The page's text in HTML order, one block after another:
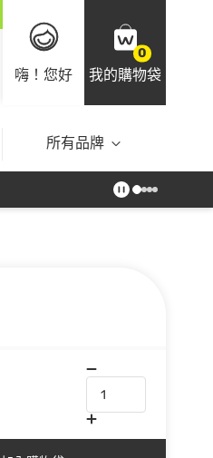
嗨！您好
0
我的購物袋
所有品牌